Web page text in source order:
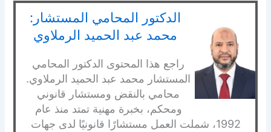
الدكتور المحامي المستشار:
محمد عبد الحميد الرملاوي
راجع هذا المحتوى الدكتور المحامي
المستشار محمد عبد الحميد الرملاوي.
محامي بالنقض ومستشار قانوني
ومحكم، بخبرة مهنية تمتد منذ عام
1992، شملت العمل مستشارًا قانونيًا لدى جهات